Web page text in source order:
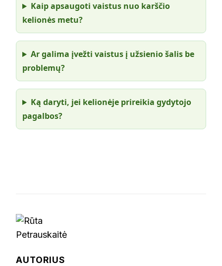
Kaip apsaugoti vaistus nuo karščio
kelionės metu?
Ar galima įvežti vaistus į užsienio šalis be
problemų?
Ką daryti, jei kelionėje prireikia gydytojo
pagalbos?
AUTORIUS